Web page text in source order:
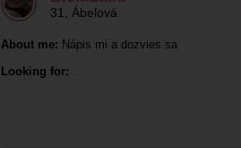
31 Ábelová
About me: Nápis mi a dozvies sa
Looking for: .